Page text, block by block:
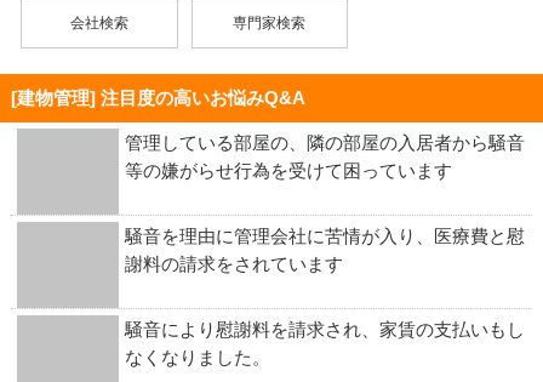
会社検索 専門家検索
[建物管理] 注目度の高いお悩みQ&A
管理している部屋の、隣の部屋の入居者から騒音
等の嫌がらせ行為を受けて困っています
騒音を理由に管理会社に苦情が入り、医療費と慰
謝料の請求をされています
騒音により慰謝料を請求され、家賃の支払いもし
なくなりました。